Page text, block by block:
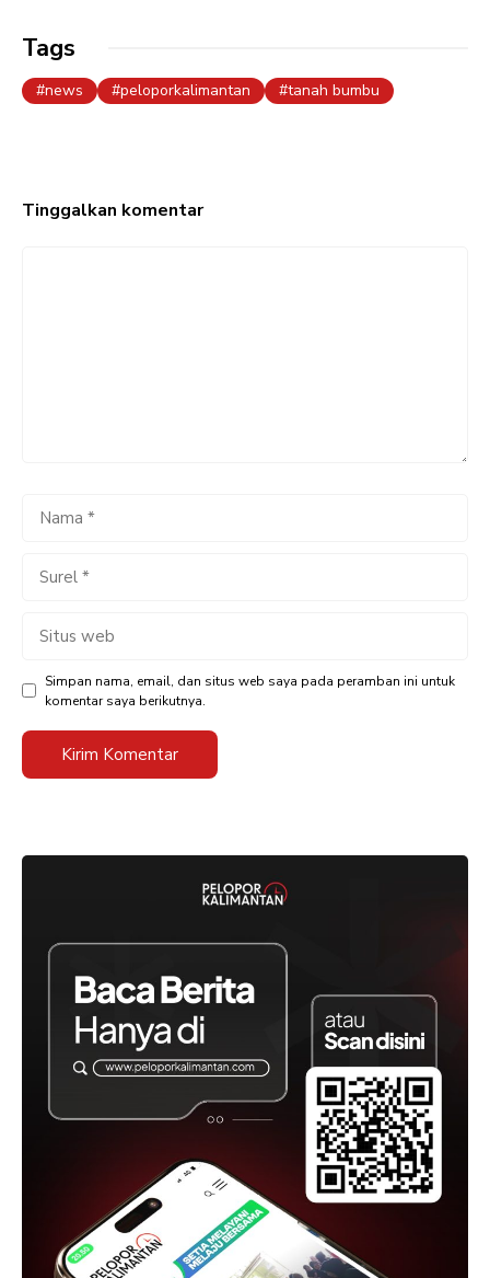
Tags
news peloporkalimantan tanah bumbu
Tinggalkan komentar
Simpan nama, email, dan situs web saya pada peramban ini untuk
komentar saya berikutnya.